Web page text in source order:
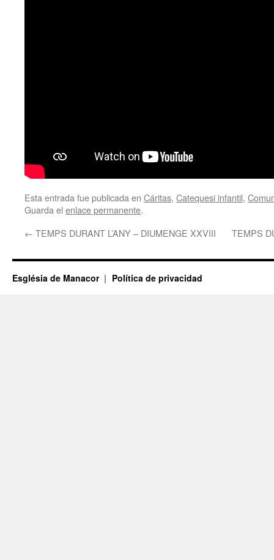
Esta entrada fue publicada en Cáritas, Catequesi infantil,
Guarda el enlace permanente.
← TEMPS DURANT L’ANY – DIUMENGE XXVIII TEMPS
Església de Manacor Política de privacidad